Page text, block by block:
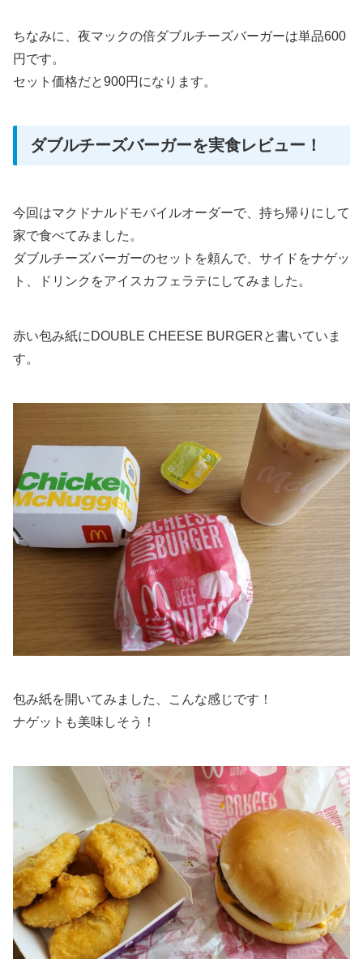
ちなみに、夜マックの倍ダブルチーズバーガーは単品600
円です。
セット価格だと900円になります。
ダブルチーズバーガーを実食レビュー！
今回はマクドナルドモバイルオーダーで、持ち帰りにして
家で食べてみました。
ダブルチーズバーガーのセットを頼んで、サイドをナゲッ
ト、ドリンクをアイスカフェラテにしてみました。
赤い包み紙にDOUBLE CHEESE BURGERと書いていま
す。
包み紙を開いてみました、こんな感じです！
ナゲットも美味しそう！